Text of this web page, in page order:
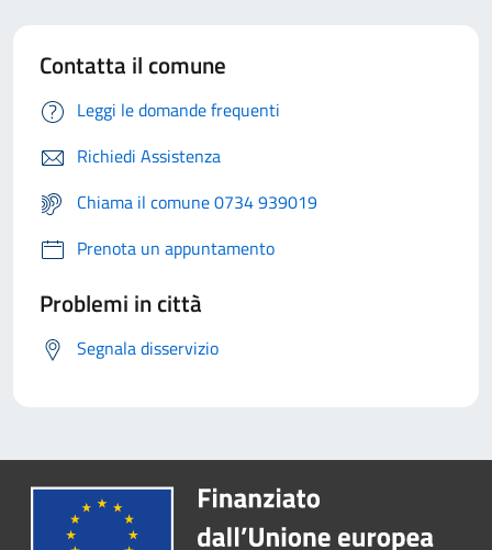
Contatta il comune
Leggi le domande frequenti
Richiedi Assistenza
Chiama il comune 0734 939019
Prenota un appuntamento
Problemi in città
Segnala disservizio